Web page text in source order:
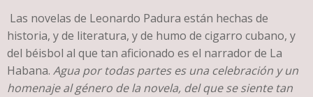
Las novelas de Leonardo Padura están hechas de
historia, y de literatura, y de humo de cigarro cubano, y
del béisbol al que tan aficionado es el narrador de La
Habana. Agua por todas parteses una celebración y un
homenaje al género de la novela, del que se siente tan